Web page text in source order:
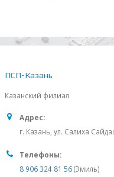
ПСП-Казань
Казанский филиал
Адрес:
г. Казань, ул. Салиха
Телефоны:
8 906 324 81 56(Эмиль)